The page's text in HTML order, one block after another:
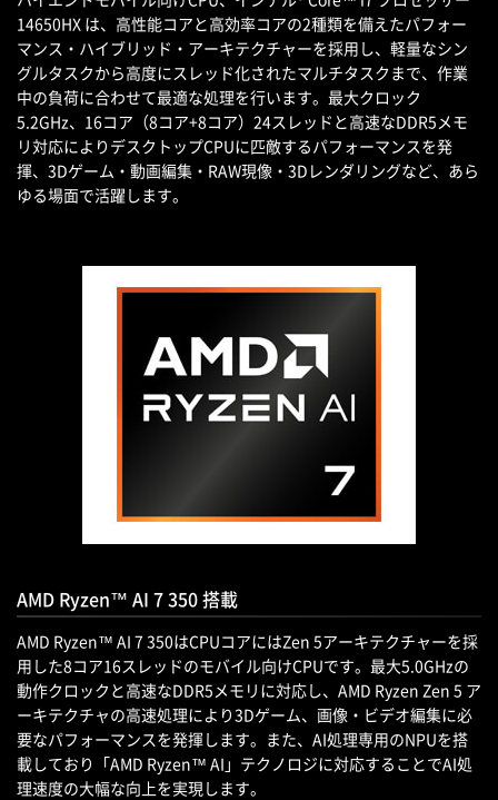
14650HX は、高性能コアと高効率コアの2種類を備えたパフォー
マンス・ハイブリッド・アーキテクチャーを採用し、軽量なシン
グルタスクから高度にスレッド化されたマルチタスクまで、作業
中の負荷に合わせて最適な処理を行います。最大クロック
5.2GHz、16コア（8コア+8コア）24スレッドと高速なDDR5メモ
リ対応によりデスクトップCPUに匹敵するパフォーマンスを発
揮、3Dゲーム・動画編集・RAW現像・3Dレンダリングなど、あら
ゆる場面で活躍します。
AMD Ryzen™ AI 7 350 搭載
AMD Ryzen™ AI 7 350はCPUコアにはZen 5アーキテクチャーを採
用した8コア16スレッドのモバイル向けCPUです。最大5.0GHzの
動作クロックと高速なDDR5メモリに対応し、AMD Ryzen Zen 5 ア
ーキテクチャの高速処理により3Dゲーム、画像・ビデオ編集に必
要なパフォーマンスを発揮します。また、AI処理専用のNPUを搭
載しており「AMD Ryzen™ AI」テクノロジに対応することでAI処
理速度の大幅な向上を実現します。